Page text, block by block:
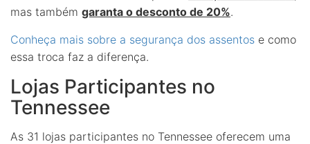
mas também garanta o desconto de 20%.
Conheça mais sobre a segurança dos assentos e como
essa troca faz a diferença.
Lojas Participantes no
Tennessee
As 31 lojas participantes no Tennessee oferecem uma